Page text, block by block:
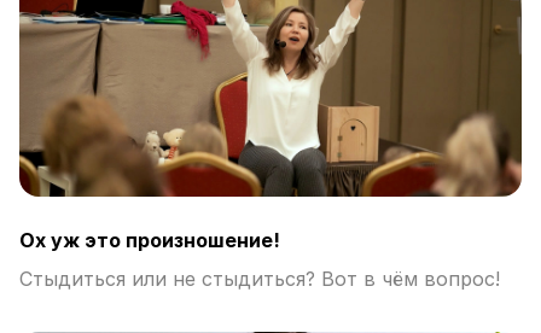
Ох уж это произношение!
Стыдиться или не стыдиться? Вот в чём вопрос!